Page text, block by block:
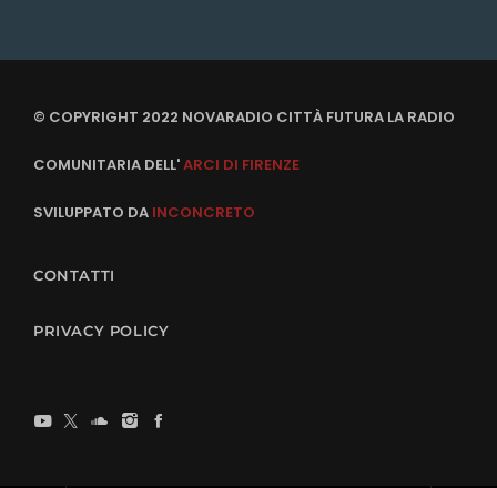
© COPYRIGHT 2022 NOVARADIO CITTÀ FUTURA LA RADIO
COMUNITARIA DELL'ARCI DI FIRENZE
SVILUPPATO DA INCONCRETO
CONTATTI
PRIVACY POLICY